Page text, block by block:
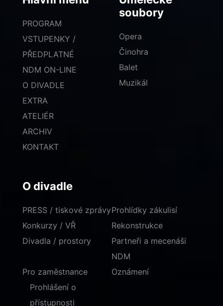
PROGRAM
VSTUPENKY /
PŘEDPLATNÉ
NDM ON-LINE
O DIVADLE
EXTRA
ATELIÉR
ARCHIV
KONTAKT
soubory
Opera
Činohra
Balet
Muzikál
O divadle
PRESS / tiskové zprávy
Konkurzy / VŘ
Divadla / prostory
Prohlídky zákulisí
Rekonstrukce
Partneři a mecenáši
NDM
Pro zaměstnance
Oznámení
Prohlášení o
přístupnosti